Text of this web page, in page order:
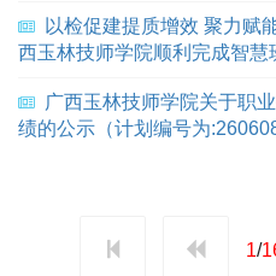
以检促建提质增效 聚力
西玉林技师学院顺利完成智
广西玉林技师学院关于职
绩的公示（计划编号为
1/